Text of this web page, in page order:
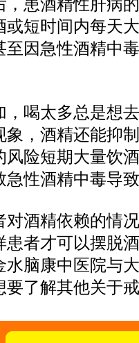
短时间内每天
因急性酒精中
喝太多总是想
象，酒精还能抑
险短期大量饮
性酒精中毒导
酒精依赖的情
者才可以摆脱
水脑康中医院与
了解其他关于